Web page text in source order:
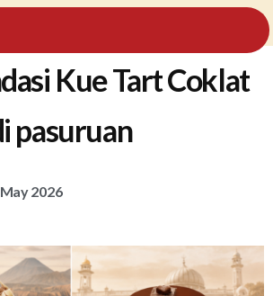
Kue Tart Coklat
pasuruan
2026